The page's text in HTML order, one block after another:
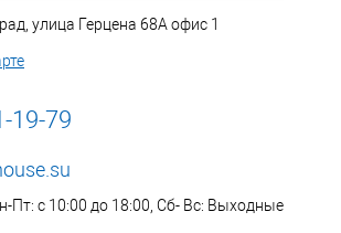
улица Герцена 68А офис 1
19-79
Пт: с 10:00 до 18:00, Сб- Вс: Выходные